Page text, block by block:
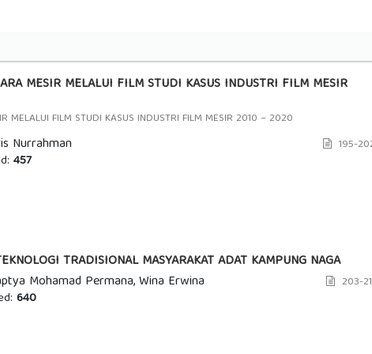
MESIR MELALUI FILM STUDI KASUS INDUSTRI FILM MESIR
MELALUI FILM STUDI KASUS INDUSTRI FILM MESIR 2010 – 2020
Nurrahman 195-
457
TRADISIONAL MASYARAKAT ADAT KAMPUNG NAGA
Mohamad Permana, Wina Erwina
203-
640